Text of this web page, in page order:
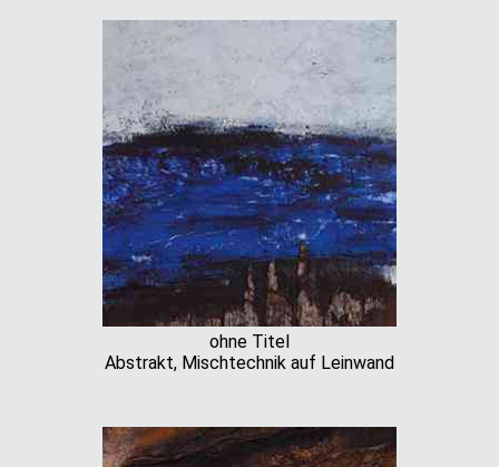
ohne Titel
Abstrakt, Mischtechnik auf Leinwand